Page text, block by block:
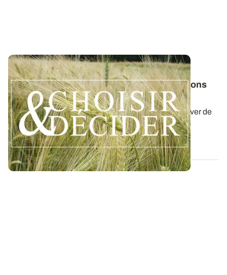
NORMANDIE
Orge d'hiver : téléchargez nos préconisations
pour les semis 2026
Retrouvez nos préconisations 2026/2027 pour cultiver de
l'orge d'hiver en Normandie dans...
06 AOÛT 2026